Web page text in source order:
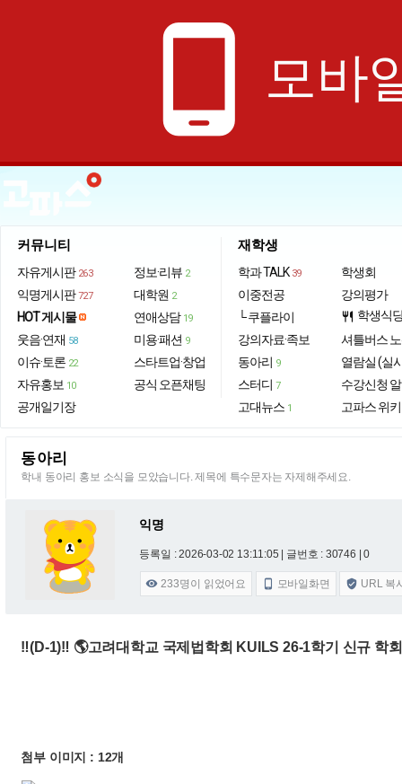
phone_android 모바
커뮤니티
자유게시판 263
익명게시판 727
HOT 게시물
웃음·연재 58
이슈·토론 22
자유홍보 10
공개일기장
정보·리뷰 2
대학원 2
연애상담 19
미용·패션 9
스타트업·창업
공식 오픈채팅
재학생
학과 TALK 39
이중전공
└ 쿠플라이
강의자료·족보
동아리 9
스터디 7
고대뉴스 1
학생회
강의평가
restaurant 학생식
셔틀버스
열람실 (실
수강신청
고파스 위키
동아리
학내 동아리 홍보 소식을 모았습니다. 제목에 특수문자는 자제해주세요.
익명
등록일 : 2026-03-02 13:11:05 | 글번호 : 30746 | 0
 233명이 읽었어요  모바일화면  URL 복
‼️(D-1)‼️ 🌎고려대학교 국제법학회 KUILS 26-1학기 신규 학
첨부 이미지 : 12개